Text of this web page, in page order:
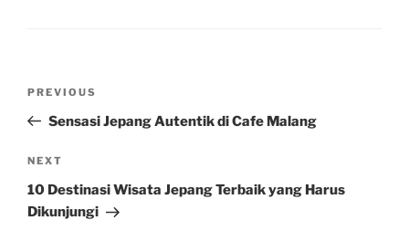
Previous
Post
PREVIOUS
Sensasi Jepang Autentik di Cafe Malang
Next
Post
NEXT
10 Destinasi Wisata Jepang Terbaik yang Harus
Dikunjungi